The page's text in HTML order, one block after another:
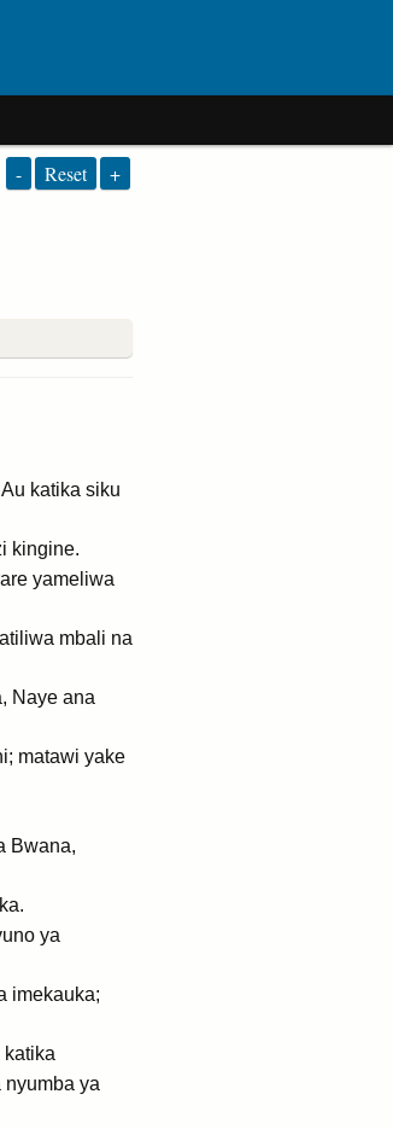
- Reset +
katika siku
kingine.
yameliwa
mbali na
Naye ana
matawi yake
Bwana,
ya
imekauka;
ya